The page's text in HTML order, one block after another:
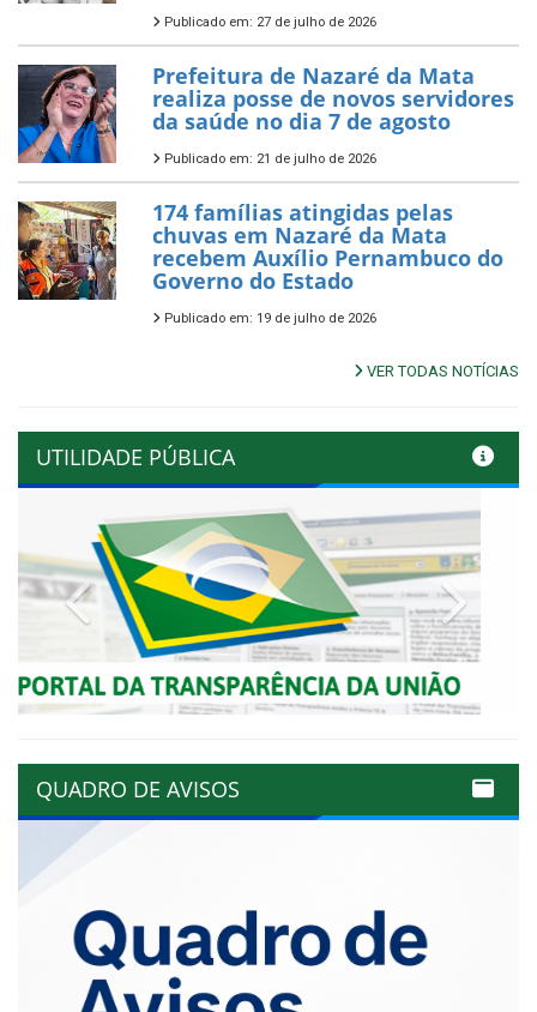
Publicado em: 27 de julho de 2026
Prefeitura de Nazaré da Mata
realiza posse de novos servidores
da saúde no dia 7 de agosto
Publicado em: 21 de julho de 2026
174 famílias atingidas pelas
chuvas em Nazaré da Mata
recebem Auxílio Pernambuco do
Governo do Estado
Publicado em: 19 de julho de 2026
VER TODAS NOTÍCIAS
UTILIDADE PÚBLICA
Previous
QUADRO DE AVISOS